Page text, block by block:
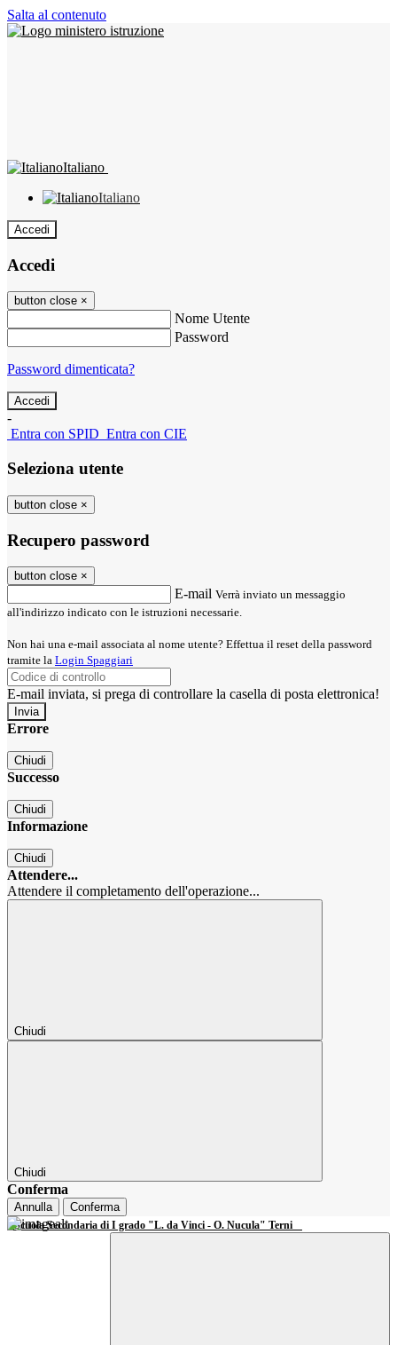
Salta al contenuto
Italiano
Italiano
Accedi
Accedi
button close ×
Nome Utente
Password
Password dimenticata?
-
Entra con SPID Entra con CIE
Seleziona utente
button close ×
Recupero password
button close ×
E-mail Verrà inviato un messaggio
all'indirizzo indicato con le istruzioni necessarie.
Non hai una e-mail associata al nome utente? Effettua il reset della password
tramite la Login Spaggiari
E-mail inviata, si prega di controllare la casella di posta elettronica!
Errore
Chiudi
Successo
Chiudi
Informazione
Chiudi
Attendere...
Attendere il completamento dell'operazione...
Chiudi
Chiudi
Conferma
Annulla Conferma
Scuola Secondaria di I grado "L. da Vinci - O. Nucula" Terni